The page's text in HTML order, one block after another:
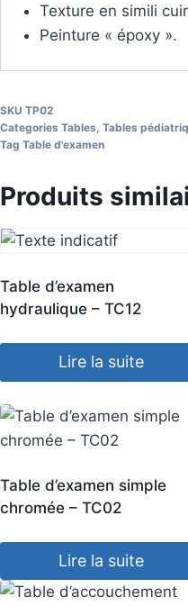
Texture en simili
Peinture « époxy ».
SKU TP02
Categories Tables, Tables
Tag Table d'examen
Produits
Table d’examen
hydraulique – TC12
Lire la suite
Table d’examen simple
chromée – TC02
Lire la suite